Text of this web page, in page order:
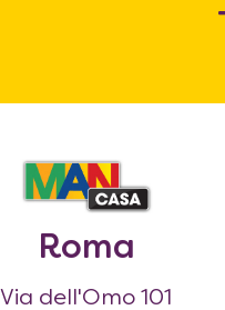
Roma
Via dell'Omo 101